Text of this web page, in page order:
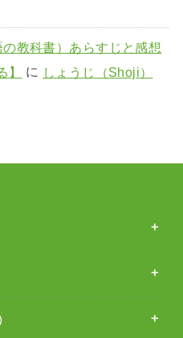
の教科書）あらすじと感想
に しょうじ（Shoji）